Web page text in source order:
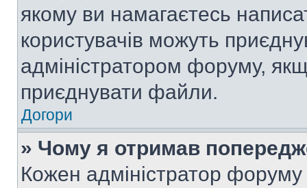
якому ви намагаєтесь
користувачів можуть
адміністратором форуму,
приєднувати файли.
Догори
» Чому я отримав
Кожен адміністратор